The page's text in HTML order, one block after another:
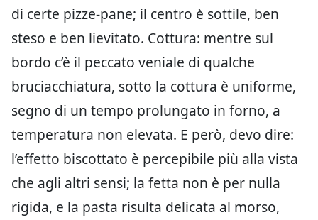
di certe pizze-pane; il centro è sottile, ben
steso e ben lievitato. Cottura: mentre sul
bordo c’è il peccato veniale di qualche
bruciacchiatura, sotto la cottura è uniforme,
segno di un tempo prolungato in forno, a
temperatura non elevata. E però, devo dire:
l’effetto biscottato è percepibile più alla vista
che agli altri sensi; la fetta non è per nulla
rigida, e la pasta risulta delicata al morso,